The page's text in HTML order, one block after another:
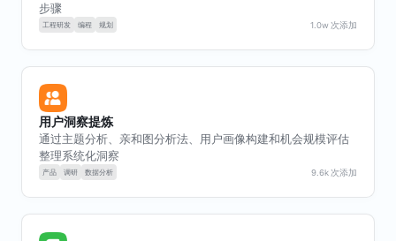
产品 文档 规划
步骤
1.0w 次添加
用户洞察提炼
通过主题分析、亲和图分析法、用户画像构建和机会规模评估
整理系统化洞察
9.6k 次添加